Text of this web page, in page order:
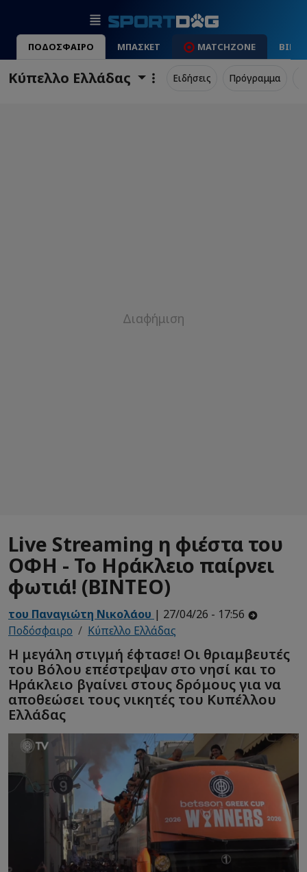
ΠΟΔΟΣΦΑΙΡΟ ΜΠΑΣΚΕΤ MATCHZONE
Κύπελλο Ελλάδας Ειδήσεις Πρόγραμμα
Live Streaming η φιέστα του
ΟΦΗ - Το Ηράκλειο παίρνει
φωτιά! (ΒΙΝΤΕΟ)
του Παναγιώτη Νικολάου | 27/04/26 - 17:56
Ποδόσφαιρο
Κύπελλο Ελλάδας
Η μεγάλη στιγμή έφτασε! Οι θριαμβευτές
του Βόλου επέστρεψαν στο νησί και το
Ηράκλειο βγαίνει στους δρόμους για να
αποθεώσει τους νικητές του Κυπέλλου
Ελλάδας